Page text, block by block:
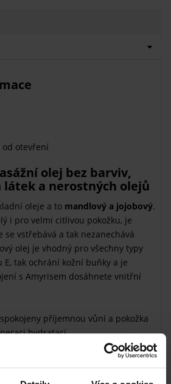
od otevření
olej bez barviv,
látek a nerostných olejů
oleje a to mandlový a jojobový.
i pro velmi citlivou pokožku, je
se vstřebává a tak nezanechává
olej je vhodný pro všechny typy
tak ochrání kožní buňky a je
s Amyrisem dosáhnete vnitřní
příjemnou vůní a pokožka
hydrataci.
flanelovým